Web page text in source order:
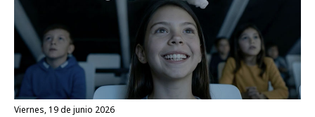
viernes, 19 de junio 2026